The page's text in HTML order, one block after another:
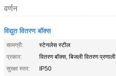
वर्णन
विद्युत वितरण बॉक्स
सामग्री:
स्टेनलेस स्टील
प्रकार:
वितरण बॉक्स, बिजली वितरण प्रणाली
सुरक्षा स्तर:
IP50